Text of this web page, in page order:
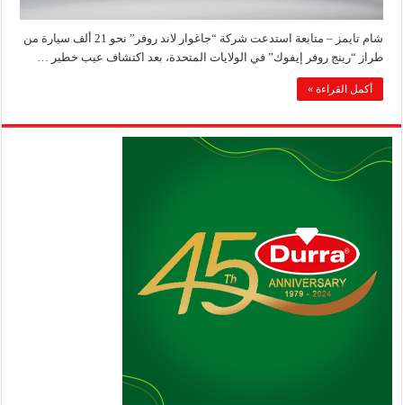
شام تايمز – متابعة استدعت شركة “جاغوار لاند روفر” نحو 21 ألف سيارة من
طراز “رينج روفر إيفوك” في الولايات المتحدة، بعد اكتشاف عيب خطير …
أكمل القراءة »